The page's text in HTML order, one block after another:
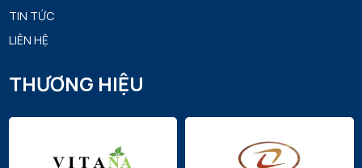
TIN TỨC
LIÊN HỆ
THƯƠNG HIỆU